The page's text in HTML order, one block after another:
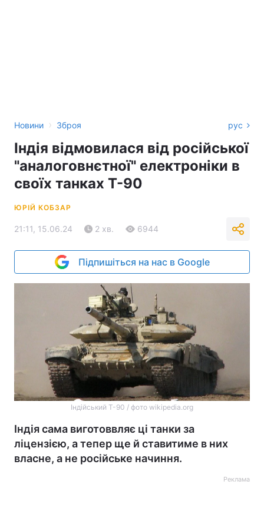
Новини › Зброя рус
Індія відмовилася від російської
"аналоговнєтної" електроніки в
своїх танках Т-90
ЮРІЙ КОБЗАР
21:11, 15.06.24 2 хв. 6944
Підпишіться на нас в Google
Індійський Т-90 / фото wikipedia.org
Індія сама виготоввляє ці танки за
ліцензією, а тепер ще й ставитиме в них
власне, а не російське начиння.
Реклама